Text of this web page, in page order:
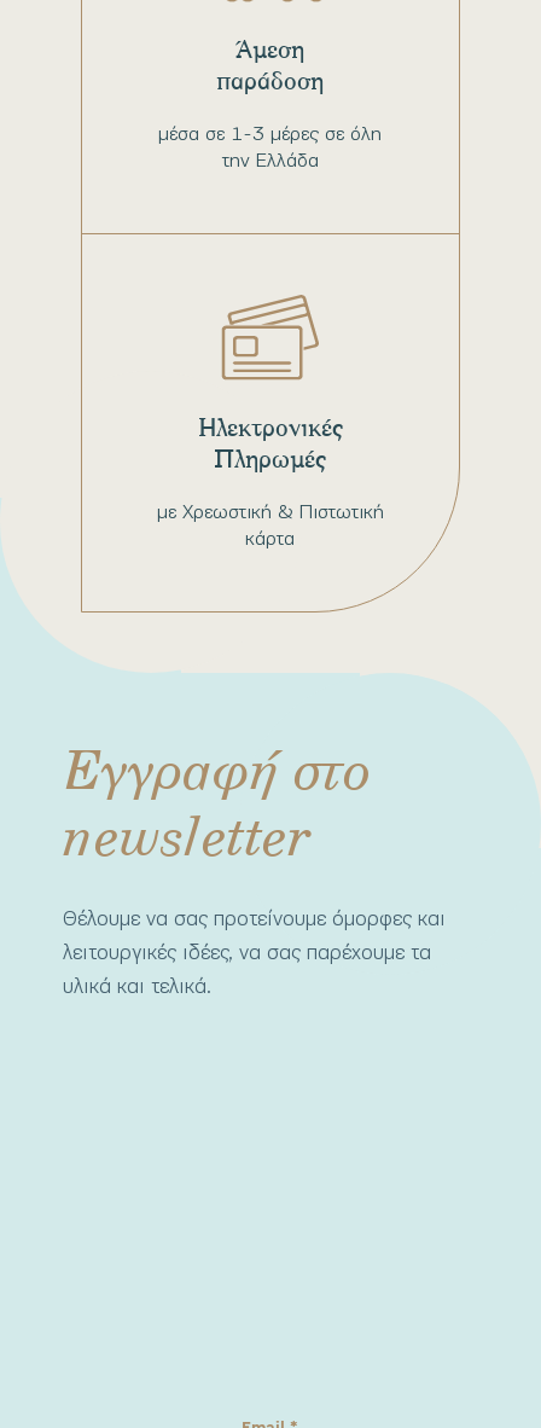
μέσα σε 1-3 μέρες σε όλη
την Ελλάδα
Άμεση
παράδοση
με Χρεωστική & Πιστωτική
κάρτα
Ηλεκτρονικές
Πληρωμές
Εγγραφή στο
newsletter
Θέλουμε να σας προτείνουμε όμορφες και
λειτουργικές ιδέες, να σας παρέχουμε τα
υλικά και τελικά.